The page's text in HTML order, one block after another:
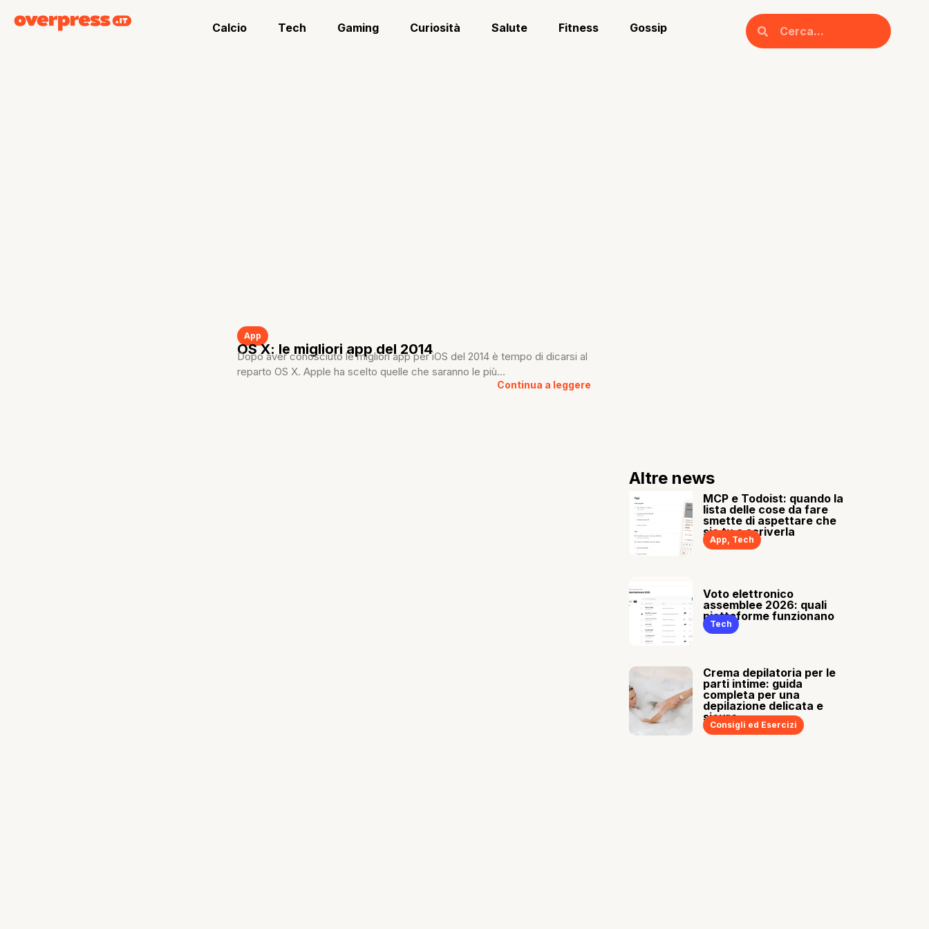
Calcio Tech Gaming Curiosità Salute Fitness Gossip
App
OS X: le migliori app del 2014
Dopo aver conosciuto le migliori app per iOS del 2014 è tempo di dicarsi al
reparto OS X. Apple ha scelto quelle che saranno le più...
Continua a leggere
Altre news
MCP e Todoist: quando la
lista delle cose da fare
smette di aspettare che
sia tu a scriverla
App, Tech
Voto elettronico
assemblee 2026: quali
piattaforme funzionano
Tech
Crema depilatoria per le
parti intime: guida
completa per una
depilazione delicata e
sicura
Consigli ed Esercizi